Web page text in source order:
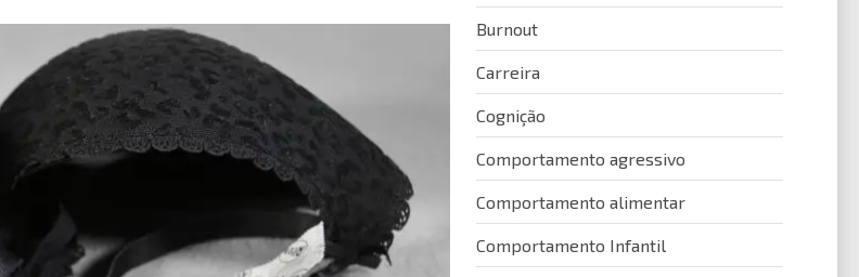
Burnout
Carreira
Cognição
Comportamento agressivo
Comportamento alimentar
Comportamento Infantil